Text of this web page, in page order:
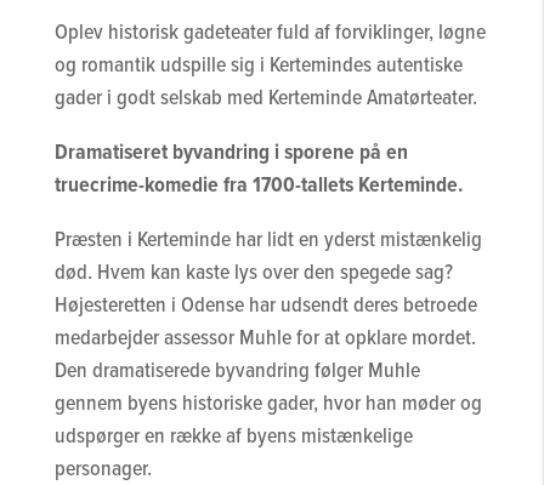
Oplev historisk gadeteater fuld af forviklinger, løgne
og romantik udspille sig i Kertemindes autentiske
gader i godt selskab med Kerteminde Amatørteater.
Dramatiseret byvandring i sporene på en
truecrime-komedie fra 1700-tallets Kerteminde.
Præsten i Kerteminde har lidt en yderst mistænkelig
død. Hvem kan kaste lys over den spegede sag?
Højesteretten i Odense har udsendt deres betroede
medarbejder assessor Muhle for at opklare mordet.
Den dramatiserede byvandring følger Muhle
gennem byens historiske gader, hvor han møder og
udspørger en række af byens mistænkelige
personager.